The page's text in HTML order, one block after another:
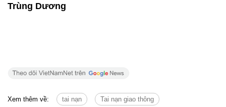
Trùng Dương
Xem thêm về: tai nạn Tai nạn giao thông